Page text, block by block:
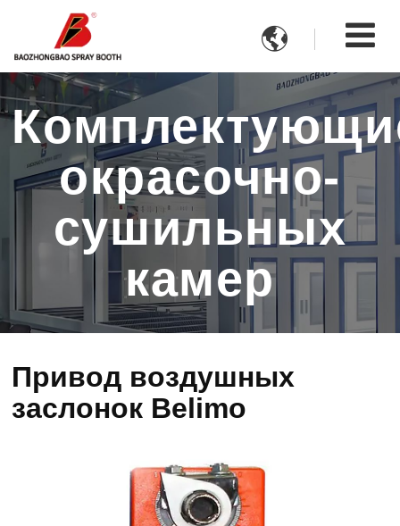

окрасочно-
сушильных
камер
Привод воздушных
заслонок Belimo